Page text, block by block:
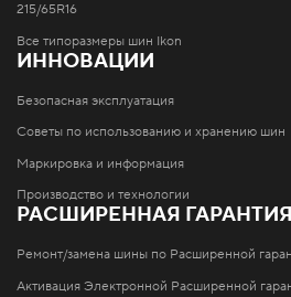
215/65R16
Все типоразмеры шин Ikon
ИННОВАЦИИ
Безопасная эксплуатация
Советы по использованию и хранению шин
Маркировка и информация
Производство и технологии
РАСШИРЕННАЯ ГАРАНТИЯ
Ремонт/замена шины по Расширенной
Активация Электронной Расширенной